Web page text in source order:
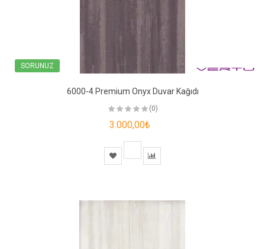
SORUNUZ
6000-4 Premium Onyx Duvar Kağıdı
(0)
3.000,00₺